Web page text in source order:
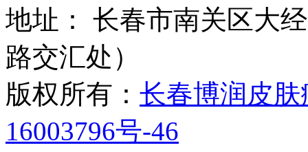
地址： 长春市南关区大
路交汇处）
版权所有： 长春博润皮肤
16003796号-46